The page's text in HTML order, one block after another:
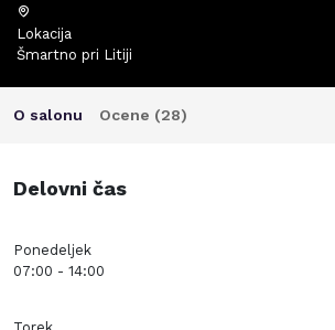
Lokacija
Šmartno pri Litiji
O salonu Ocene (28)
Delovni čas
Ponedeljek
07:00 - 14:00